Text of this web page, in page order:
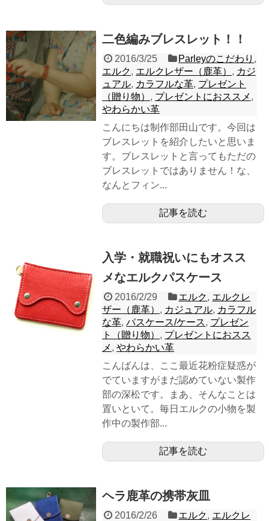
二色編みブレスレット！！
2016/3/25 Parleyのこだわり ,
エルク, エルクレザー（鹿革） , カジ
ュアル, カラフルな革, プレゼント
（贈り物） , プレゼントにおススメ ,
やわらかい革
こんにちは制作部田山です。今回は
ブレスレットを紹介したいと思いま
す。ブレスレットと言ってもただの
ブレスレットではありません！な、
なんとフィン...
記事を読む
入学・就職祝いにもオスス
メなエルクパスケース
2016/2/29 エルク, エルクレ
ザー（鹿革） , カジュアル, カラフル
な革, パスケース/ケース, プレゼン
ト（贈り物） , プレゼントにおスス
メ , やわらかい革
こんばんは、ここ最近花粉症疑惑が
でていますがまだ認めていない製作
部の深松です。まあ、そんなことは
置いといて。毎日エルクの小物を製
作中の製作部...
記事を読む
ヘラ鹿革の携帯灰皿
2016/2/26 エルク, エルクレ